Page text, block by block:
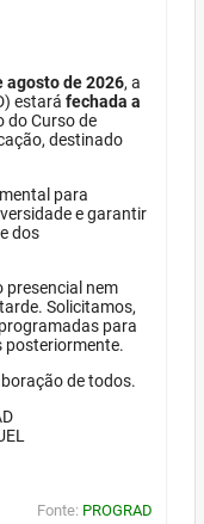
agosto de 2026, a
estará fechada a
do Curso de
destinado
para
e garantir
dos
presencial nem
Solicitamos,
para
posteriormente.
de todos.
Fonte: PROGRAD